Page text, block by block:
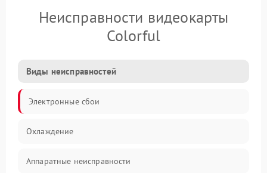
Неисправности видеокарты
Colorful
Виды неисправностей
Электронные сбои
Охлаждение
Аппаратные неисправности